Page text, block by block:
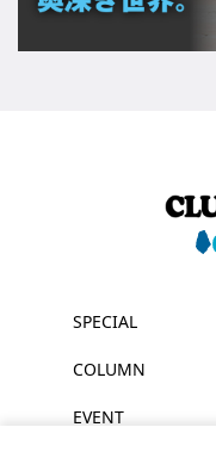
SPECIAL
COLUMN
EVENT